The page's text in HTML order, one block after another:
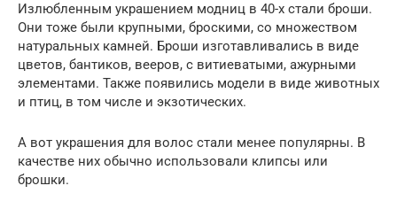
Излюбленным украшением модниц в 40-х стали броши.
Они тоже были крупными, броскими, со множеством
натуральных камней. Броши изготавливались в виде
цветов, бантиков, вееров, с витиеватыми, ажурными
элементами. Также появились модели в виде животных
и птиц, в том числе и экзотических.
А вот украшения для волос стали менее популярны. В
качестве них обычно использовали клипсы или
брошки.